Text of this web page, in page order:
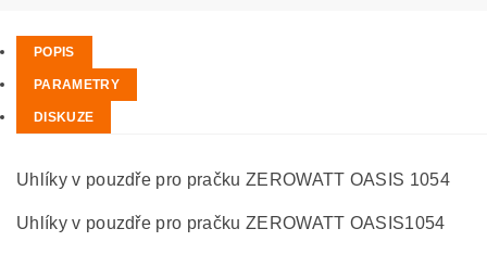
POPIS
PARAMETRY
DISKUZE
Uhlíky v pouzdře pro pračku ZEROWATT OASIS 1054
Uhlíky v pouzdře pro pračku ZEROWATT OASIS1054